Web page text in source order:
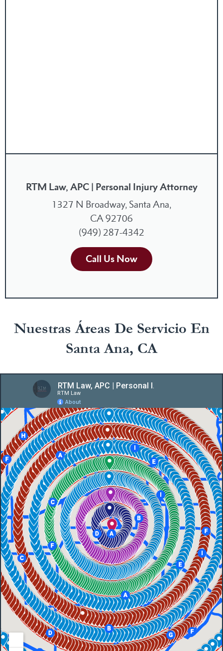
RTM Law, APC | Personal Injury Attorney
1327 N Broadway, Santa Ana,
CA 92706
(949) 287-4342
Call Us Now
Nuestras Áreas De Servicio En
Santa Ana, CA